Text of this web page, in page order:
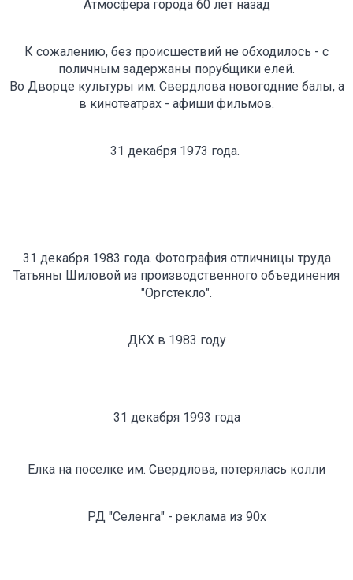
Атмосфера города 60 лет назад
К сожалению, без происшествий не обходилось - с
поличным задержаны порубщики елей.
Во Дворце культуры им. Свердлова новогодние балы, а
в кинотеатрах - афиши фильмов.
31 декабря 1973 года.
31 декабря 1983 года. Фотография отличницы труда
Татьяны Шиловой из производственного объединения
"Оргстекло".
ДКХ в 1983 году
31 декабря 1993 года
Елка на поселке им. Свердлова, потерялась колли
РД "Селенга" - реклама из 90х